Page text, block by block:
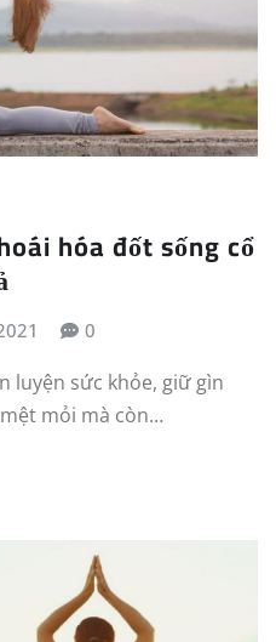
hóa đốt sống cổ
0
luyện sức khỏe, giữ gìn
mỏi mà còn…